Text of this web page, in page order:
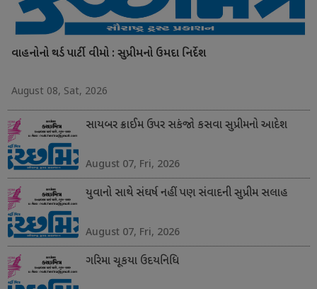
વાહનોનો થર્ડ પાર્ટી વીમો : સુપ્રીમનો ઉમદા નિર્દેશ
August 08, Sat, 2026
સાયબર ક્રાઈમ ઉપર સકંજો કસવા સુપ્રીમનો આદેશ
August 07, Fri, 2026
યુવાનો સાથે સંઘર્ષ નહીં પણ સંવાદની સુપ્રીમ સલાહ
August 07, Fri, 2026
ગરિમા ચૂકયા ઉદયનિધિ